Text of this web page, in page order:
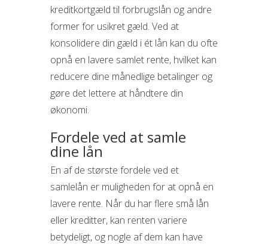
kreditkortgæld til forbrugslån og andre
former for usikret gæld. Ved at
konsolidere din gæld i ét lån kan du ofte
opnå en lavere samlet rente, hvilket kan
reducere dine månedlige betalinger og
gøre det lettere at håndtere din
økonomi.
Fordele ved at samle
dine lån
En af de største fordele ved et
samlelån er muligheden for at opnå en
lavere rente. Når du har flere små lån
eller kreditter, kan renten variere
betydeligt, og nogle af dem kan have